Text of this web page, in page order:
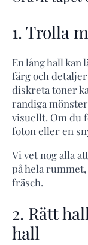
1. Trolla
En lång hall kan
färg och
diskreta toner
randiga
visuellt. Om du
foton eller en
Vi vet nog alla
på hela
fräsch.
2. Rätt
hall